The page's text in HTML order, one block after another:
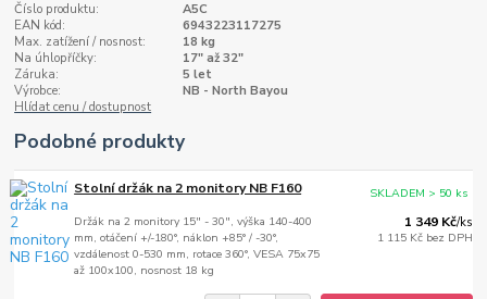
Číslo produktu:
A5C
EAN kód:
6943223117275
Max. zatížení / nosnost:
18 kg
Na úhlopříčky:
17" až 32"
Záruka:
5 let
Výrobce:
NB - North Bayou
Hlídat cenu / dostupnost
Podobné produkty
Stolní držák na 2 monitory NB F160
Držák na 2 monitory 15" - 30", výška 140-400
mm, otáčení +/-180°, náklon +85° / -30°,
vzdálenost 0-530 mm, rotace 360°, VESA 75x75
až 100x100, nosnost 18 kg
1 349 Kč/ks
1 115 Kč bez DPH
SKLADEM > 50 ks